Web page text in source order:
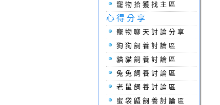
寵物拾獲找主區
心得分享
寵物聊天討論分享
狗狗飼養討論區
貓貓飼養討論區
兔兔飼養討論區
老鼠飼養討論區
蜜袋鼯飼養討論區